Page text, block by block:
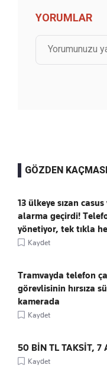
YORUMLAR
GÖZDEN
13 ülkeye sızan casus
alarma geçirdi!
yönetiyor, tek tıkla
Kaydet
Tramvayda telefon
görevlisinin hırsıza
kamerada
Kaydet
50 BİN TL TAKSİT, 7
Kaydet